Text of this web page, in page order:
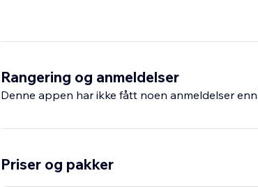
Rangering og anmeldelser
Denne appen har ikke fått noen anmeldelser
Priser og pakker